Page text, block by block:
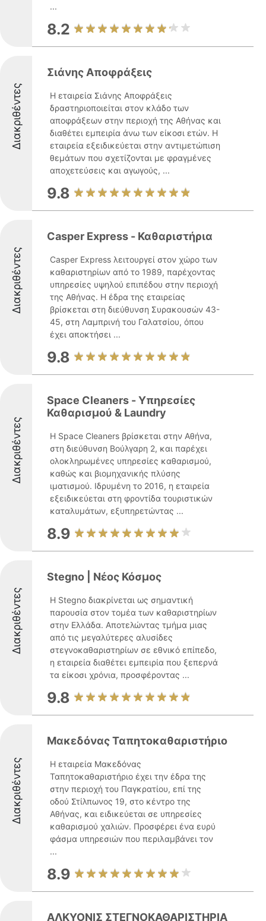
...
8.2
Διακριθέντες
Σιάνης Αποφράξεις
Η εταιρεία Σιάνης Αποφράξεις
δραστηριοποιείται στον κλάδο των
αποφράξεων στην περιοχή της Αθήνας και
διαθέτει εμπειρία άνω των είκοσι ετών. Η
εταιρεία εξειδικεύεται στην αντιμετώπιση
θεμάτων που σχετίζονται με φραγμένες
αποχετεύσεις και αγωγούς, ...
9.8
Διακριθέντες
Casper Express - Καθαριστήρια
Casper Express λειτουργεί στον χώρο των
καθαριστηρίων από το 1989, παρέχοντας
υπηρεσίες υψηλού επιπέδου στην περιοχή
της Αθήνας. Η έδρα της εταιρείας
βρίσκεται στη διεύθυνση Συρακουσών 43-
45, στη Λαμπρινή του Γαλατσίου, όπου
έχει αποκτήσει ...
9.8
Διακριθέντες
Space Cleaners - Υπηρεσίες
Καθαρισμού & Laundry
Η Space Cleaners βρίσκεται στην Αθήνα,
στη διεύθυνση Βούλγαρη 2, και παρέχει
ολοκληρωμένες υπηρεσίες καθαρισμού,
καθώς και βιομηχανικής πλύσης
ιματισμού. Ιδρυμένη το 2016, η εταιρεία
εξειδικεύεται στη φροντίδα τουριστικών
καταλυμάτων, εξυπηρετώντας ...
8.9
Διακριθέντες
Stegno | Νέος Κόσμος
Η Stegno διακρίνεται ως σημαντική
παρουσία στον τομέα των καθαριστηρίων
στην Ελλάδα. Αποτελώντας τμήμα μιας
από τις μεγαλύτερες αλυσίδες
στεγνοκαθαριστηρίων σε εθνικό επίπεδο,
η εταιρεία διαθέτει εμπειρία που ξεπερνά
τα είκοσι χρόνια, προσφέροντας ...
9.8
Διακριθέντες
Μακεδόνας Ταπητοκαθαριστήριο
Η εταιρεία Μακεδόνας
Ταπητοκαθαριστήριο έχει την έδρα της
στην περιοχή του Παγκρατίου, επί της
οδού Στίλπωνος 19, στο κέντρο της
Αθήνας, και ειδικεύεται σε υπηρεσίες
καθαρισμού χαλιών. Προσφέρει ένα ευρύ
φάσμα υπηρεσιών που περιλαμβάνει τον
...
8.9
ΑΛΚΥΟΝΙΣ ΣΤΕΓΝΟΚΑΘΑΡΙΣΤΗΡΙΑ